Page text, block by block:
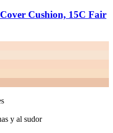
Cushion, 15C Fair
y al sudor